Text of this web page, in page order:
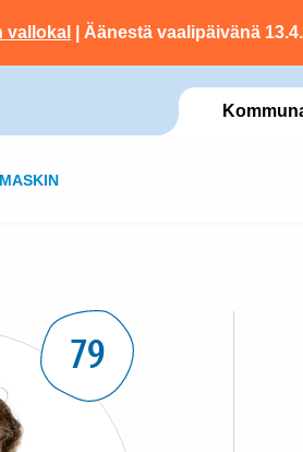
vallokal | Äänestä vaalipäivänä
79